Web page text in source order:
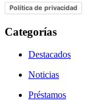
Política de privacidad
Categorías
Destacados
Noticias
Préstamos